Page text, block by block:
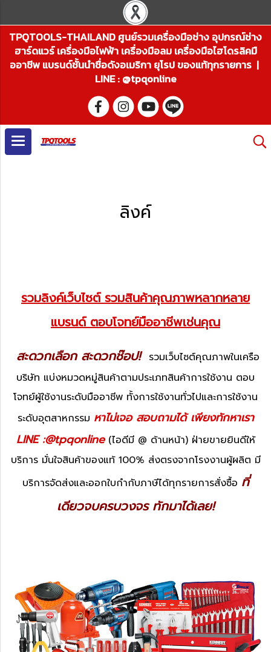
TPQTOOLS-THAILAND ศูนย์รวมเครื่องมือช่าง อุปกรณ์ช่าง
ฮาร์ดแวร์ เครื่องมือไฟฟ้า เครื่องมือลม เครื่องมือไฮโดรลิคมื
ออาชีพ แบรนด์ชั้นนำชื่อดังอเมริกา ยุโรป ของแท้ทุกรายการ |
LINE : @tpqonline
ลิงค์
รวมลิงค์เว็บไซต์ รวมสินค้าคุณภาพหลากหลาย
แบรนด์ ตอบโจทย์มืออาชีพเช่นคุณ
สะดวกเลือก สะดวกช๊อป!
รวมเว็บไซต์คุณภาพในเครือ
บริษัท แบ่งหมวดหมู่สินค้าตามประเภทสินค้าการใช้งาน ตอบ
โจทย์ผู้ใช้งานระดับมืออาชีพ ทั้งการใช้งานทั่วไปและการใช้งาน
ระดับอุตสาหกรรม หาไม่เจอ สอบถามได้ เพียงทักหาเรา
LINE :@tpqonline(ไอดีมี @ ด้านหน้า) ฝ่ายขายยินดีให้
บริการ มั่นใจสินค้าของแท้ 100% ส่งตรงจากโรงงานผู้ผลิต มี
บริการจัดส่งและออกใบกำกับภาษีได้ทุกรายการสั่งซื้อ ที่
เดียวจบครบวงจร ทักมาได้เลย!